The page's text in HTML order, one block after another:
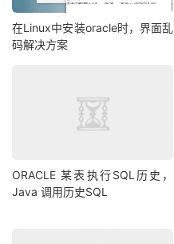
在Linux中安装oracle时，界面乱
码解决方案
ORACLE 某表执行SQL历史，
Java 调用历史SQL